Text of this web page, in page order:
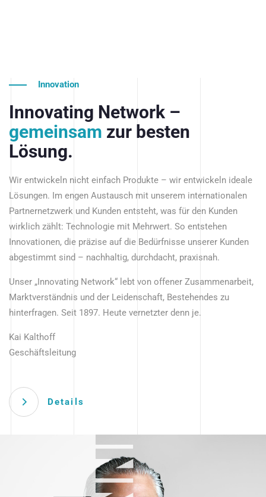
Innovation
Innovating Network –
gemeinsam zur besten
Lösung.
Wir entwickeln nicht einfach Produkte – wir entwickeln ideale
Lösungen. Im engen Austausch mit unserem internationalen
Partnernetzwerk und Kunden entsteht, was für den Kunden
wirklich zählt: Technologie mit Mehrwert. So entstehen
Innovationen, die präzise auf die Bedürfnisse unserer Kunden
abgestimmt sind – nachhaltig, durchdacht, praxisnah.
Unser „Innovating Network“ lebt von offener Zusammenarbeit,
Marktverständnis und der Leidenschaft, Bestehendes zu
hinterfragen. Seit 1897. Heute vernetzter denn je.
Kai Kalthoff
Geschäftsleitung
Details